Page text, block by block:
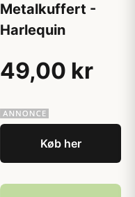
Metalkuffert -
Harlequin
49,00 kr
Køb her